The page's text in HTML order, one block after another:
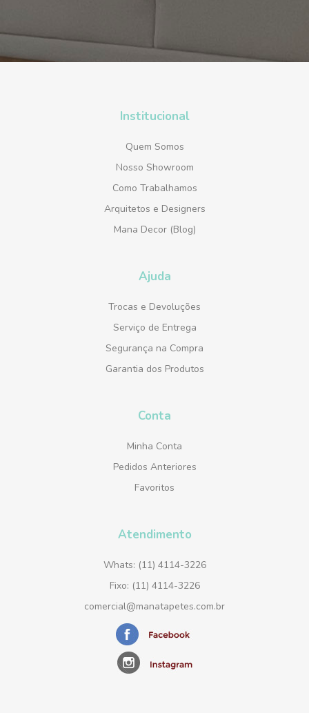
Institucional
Quem Somos
Nosso Showroom
Como Trabalhamos
Arquitetos e Designers
Mana Decor (Blog)
Ajuda
Trocas e Devoluções
Serviço de Entrega
Segurança na Compra
Garantia dos Produtos
Conta
Minha Conta
Pedidos Anteriores
Favoritos
Atendimento
Whats: (11) 4114-3226
Fixo: (11) 4114-3226
comercial@manatapetes.com.br